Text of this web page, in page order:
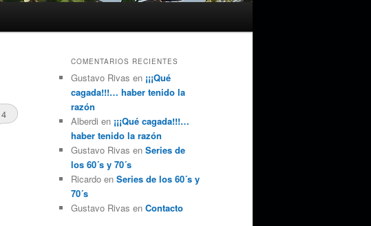
4
COMENTARIOS RECIENTES
Gustavo Rivas en ¡¡¡Qué
cagada!!!… haber tenido la
razón
Alberdi en ¡¡¡Qué cagada!!!…
haber tenido la razón
Gustavo Rivas en Series de
los 60´s y 70´s
Ricardo en Series de los 60´s y
70´s
Gustavo Rivas en Contacto